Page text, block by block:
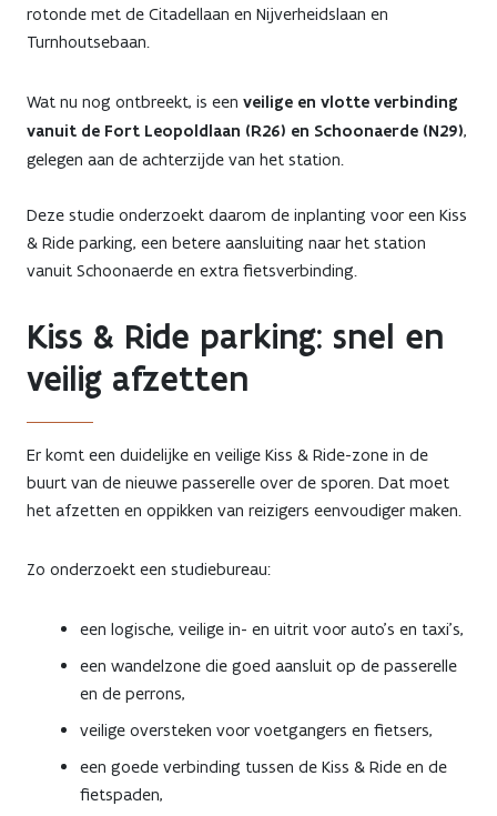
rotonde met de Citadellaan en Nijverheidslaan en
Turnhoutsebaan.
Wat nu nog ontbreekt, is een veilige en vlotte verbinding
vanuit de Fort Leopoldlaan (R26) en Schoonaerde (N29),
gelegen aan de achterzijde van het station.
Deze studie onderzoekt daarom de inplanting voor een Kiss
& Ride parking, een betere aansluiting naar het station
vanuit Schoonaerde en extra fietsverbinding.
Kiss & Ride parking: snel en
veilig afzetten
Er komt een duidelijke en veilige Kiss & Ride-zone in de
buurt van de nieuwe passerelle over de sporen. Dat moet
het afzetten en oppikken van reizigers eenvoudiger maken.
Zo onderzoekt een studiebureau:
een logische, veilige in- en uitrit voor auto’s en taxi’s,
een wandelzone die goed aansluit op de passerelle
en de perrons,
veilige oversteken voor voetgangers en fietsers,
een goede verbinding tussen de Kiss & Ride en de
fietspaden,